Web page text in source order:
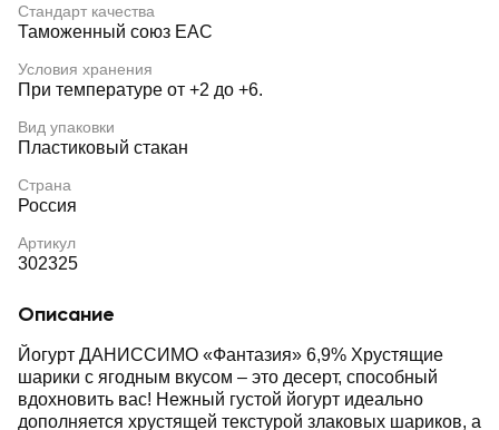
Стандарт качества
Таможенный союз EAC
Условия хранения
При температуре от +2 до +6.
Вид упаковки
Пластиковый стакан
Страна
Россия
Артикул
302325
Описание
Йогурт ДАНИССИМО «Фантазия» 6,9% Хрустящие
шарики с ягодным вкусом – это десерт, способный
вдохновить вас! Нежный густой йогурт идеально
дополняется хрустящей текстурой злаковых шариков, а